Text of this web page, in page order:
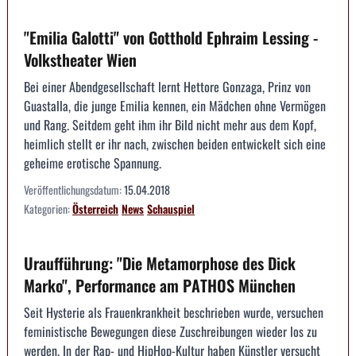
"Emilia Galotti" von Gotthold Ephraim Lessing -
Volkstheater Wien
Bei einer Abendgesellschaft lernt Hettore Gonzaga, Prinz von
Guastalla, die junge Emilia kennen, ein Mädchen ohne Vermögen
und Rang. Seitdem geht ihm ihr Bild nicht mehr aus dem Kopf,
heimlich stellt er ihr nach, zwischen beiden entwickelt sich eine
geheime erotische Spannung.
Veröffentlichungsdatum:15.04.2018
Kategorien:ÖsterreichNewsSchauspiel
Uraufführung: "Die Metamorphose des Dick
Marko", Performance am PATHOS München
Seit Hysterie als Frauenkrankheit beschrieben wurde, versuchen
feministische Bewegungen diese Zuschreibungen wieder los zu
werden. In der Rap- und HipHop-Kultur haben Künstler versucht